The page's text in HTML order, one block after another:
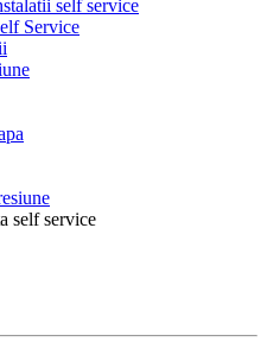
self service
Service
self service